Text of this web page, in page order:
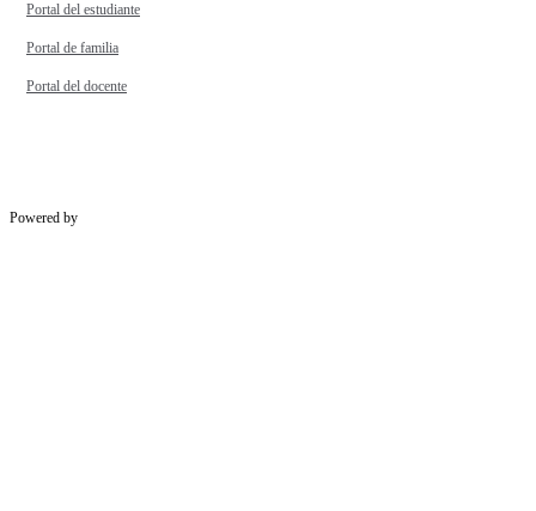
Portal del estudiante
Portal de familia
Portal del docente
Powered by